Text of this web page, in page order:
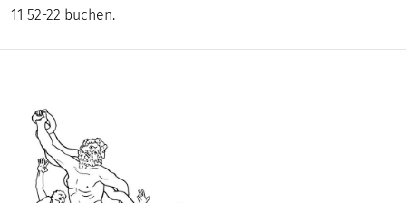
11 52-22 buchen.